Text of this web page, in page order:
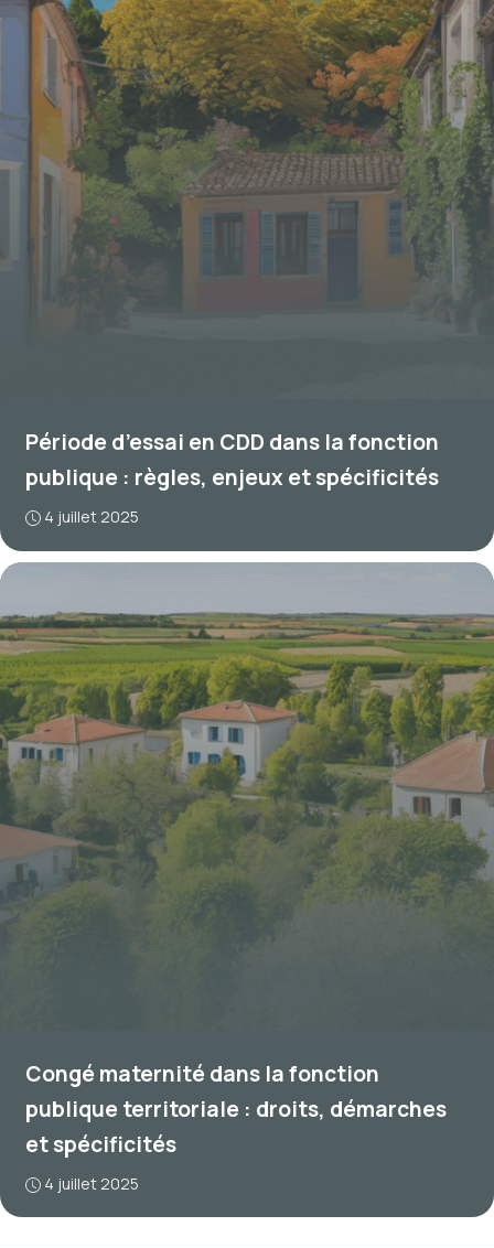
Période d’essai en CDD dans la fonction
publique : règles, enjeux et spécificités
4 juillet 2025
Congé maternité dans la fonction
publique territoriale : droits, démarches
et spécificités
4 juillet 2025